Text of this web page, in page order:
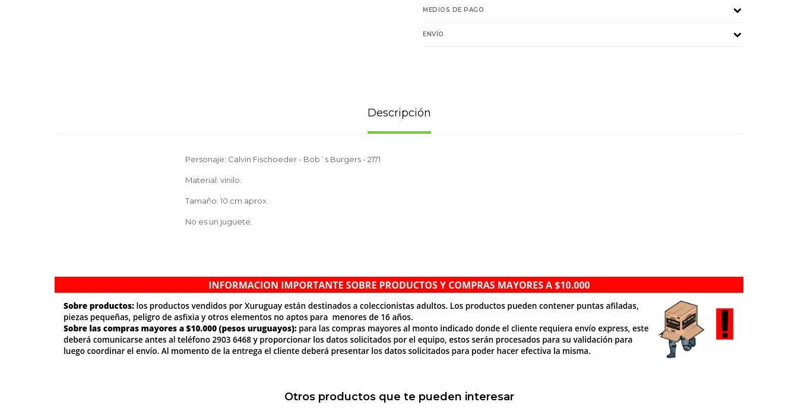
MEDIOS DE PAGO
ENVÍO
Descripción
Personaje: Calvin Fischoeder - Bob´s Burgers - 2171
Material: vinilo.
Tamaño: 10 cm aprox.
No es un juguete.
Otros productos que te pueden interesar